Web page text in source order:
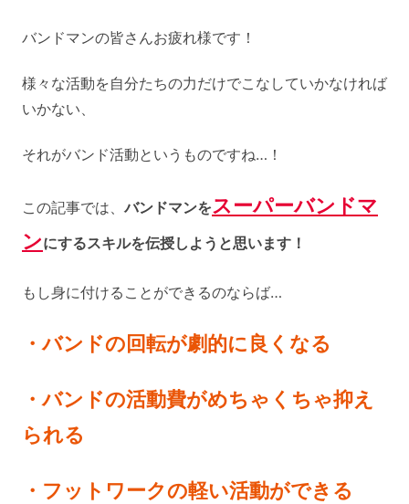
バンドマンの皆さんお疲れ様です！
様々な活動を自分たちの力だけでこなしていかなければ
いかない、
それがバンド活動というものですね…！
この記事では、バンドマンをスーパーバンドマ
ンにするスキルを伝授しようと思います！
もし身に付けることができるのならば…
・バンドの回転が劇的に良くなる
・バンドの活動費がめちゃくちゃ抑え
られる
・フットワークの軽い活動ができる